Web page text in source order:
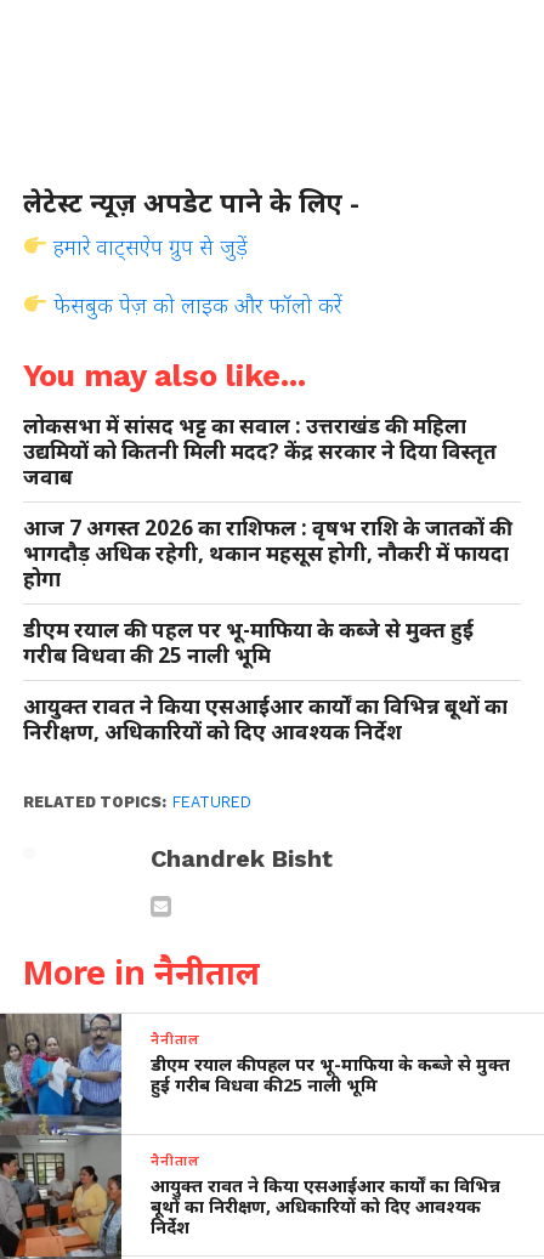
लेटेस्ट न्यूज़ अपडेट पाने के लिए -
हमारे वाट्सऐप ग्रुप से जुड़ें
फेसबुक पेज़ को लाइक और फॉलो करें
You may also like...
लोकसभा में सांसद भट्ट का सवाल : उत्तराखंड की महिला
उद्यमियों को कितनी मिली मदद? केंद्र सरकार ने दिया विस्तृत
जवाब
आज 7 अगस्त 2026 का राशिफल : वृषभ राशि के जातकों की
भागदौड़ अधिक रहेगी, थकान महसूस होगी, नौकरी में फायदा
होगा
डीएम रयाल की पहल पर भू-माफिया के कब्जे से मुक्त हुई
गरीब विधवा की 25 नाली भूमि
आयुक्त रावत ने किया एसआईआर कार्यों का विभिन्न बूथों का
निरीक्षण, अधिकारियों को दिए आवश्यक निर्देश
RELATED TOPICS: FEATURED
Chandrek Bisht
More in नैनीताल
नैनीताल
डीएम रयाल की पहल पर भू-माफिया के कब्जे से मुक्त
हुई गरीब विधवा की 25 नाली भूमि
नैनीताल
आयुक्त रावत ने किया एसआईआर कार्यों का विभिन्न
बूथों का निरीक्षण, अधिकारियों को दिए आवश्यक
निर्देश